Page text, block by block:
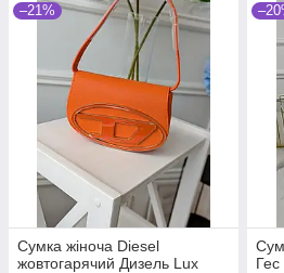
–21%
Сумка жіноча Diesel
жовтогарячий Дизель Lux